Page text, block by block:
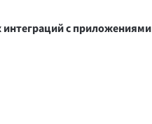
интеграций с приложениями